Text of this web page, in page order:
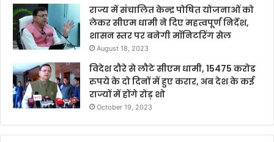
राज्य में संचालित केन्द्र पोषित योजनाओं को
लेकर सीएम धामी ने दिए महत्वपूर्ण निर्देश,
शासन स्तर पर बनेगी मॉनिटरिंग सेल
August 18, 2023
विदेश दौरे से लौटे सीएम धामी, 15475 करोड
रुपये के दो दिनों में हुए करार, अब देश के कई
राज्यों में होंगे रोड़ शो
October 19, 2023